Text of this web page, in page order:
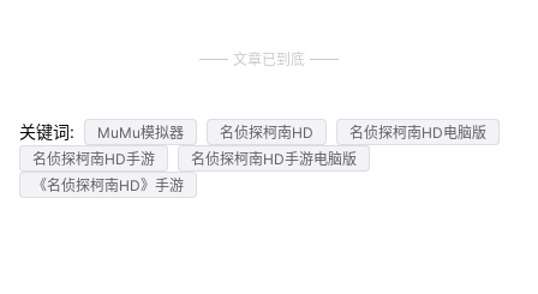
文章已到底
关键词: MuMu模拟器 名侦探柯南HD
名侦探柯南HD电脑版
名侦探柯南HD手游
名侦探柯南HD手游电脑版
《名侦探柯南HD》手游